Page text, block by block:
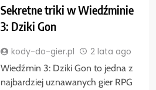
Sekretne triki w Wiedźminie
3: Dziki Gon
kody-do-gier.pl 2 lata ago
Wiedźmin 3: Dziki Gon to jedna z
najbardziej uznawanych gier RPG